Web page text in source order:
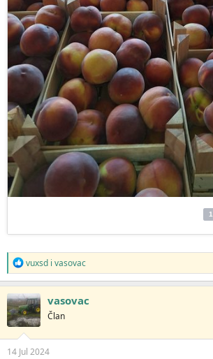
R
e
a
g
o
v
a
n
j
vuxsd i vasovac
vasovac
Član
14 Jul 2024